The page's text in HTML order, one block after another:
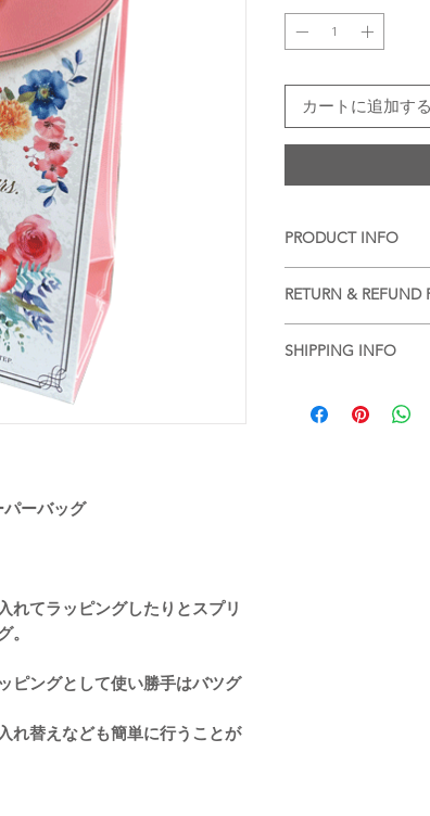
ーバッグ
れてラッピングしたりとスプリ
。
ピングとして使い勝手はバツグ
れ替えなども簡単に行うことが
カートに追加する
PRODUCT INFO
・品質管理には万全
生じます。ご了承く
ます。ご了承くださ
RETURN & REFUND
ります。
ておりますが、不
商品交換を承らせて
SHIPPING INFO
以内に商品を発送